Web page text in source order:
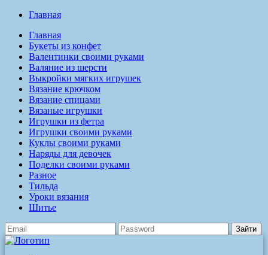
Главная
Главная
Букеты из конфет
Валентинки своими руками
Валяние из шерсти
Выкройки мягких игрушек
Вязание крючком
Вязание спицами
Вязаные игрушки
Игрушки из фетра
Игрушки своими руками
Куклы своими руками
Наряды для девочек
Поделки своими руками
Разное
Тильда
Уроки вязания
Шитье
Зайти